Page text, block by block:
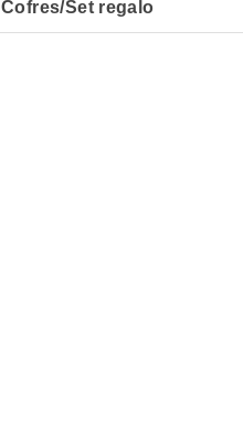
Cofres/Set regalo